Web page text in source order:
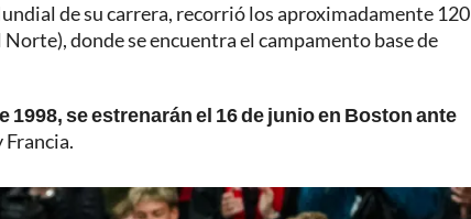
de su carrera, recorrió los aproximadamente 120
donde se encuentra el campamento base de
se estrenarán el 16 de junio en Boston ante
Francia.